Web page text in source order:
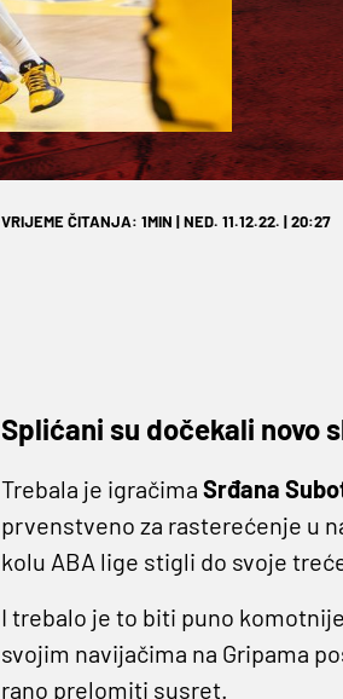
VRIJEME ČITANJA: 1MIN | NED. 11.12.22. | 20:27
Splićani su dočekali novo
Trebala je igračima Srđana
prvenstveno za rasterećenje u
kolu ABA lige stigli do svoje
I trebalo je to biti puno
svojim navijačima na Gripama
rano prelomiti susret.